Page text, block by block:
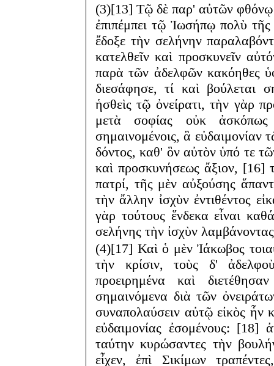
(3)[13] Τῷ δὲ παρ' αὐτῶν φθόνῳ
ἐπιπέμπει τῷ Ἰωσήπῳ πολὺ
ἔδοξε τὴν σελήνην
κατελθεῖν καὶ προσκυνεῖν
παρὰ τῶν ἀδελφῶν κακόηθες
διεσάφησε, τί καὶ βούλεται
ἡσθεὶς τῷ ὀνείρατι, τὴν γὰρ
μετὰ σοφίας οὐκ ἀσκόπως
σημαινομένοις, ἃ εὐδαιμονίαν
δόντος, καθ' ὃν αὐτὸν ὑπό τε
καὶ προσκυνήσεως ἄξιον, [16]
πατρί, τῆς μὲν αὐξούσης
τὴν ἄλλην ἰσχὺν ἐντιθέντος
γὰρ τούτους ἕνδεκα εἶναι
σελήνης τὴν ἰσχὺν
(4)[17] Καὶ ὁ μὲν Ἰάκωβος
τὴν κρίσιν, τοὺς δ'
προειρημένα καὶ
σημαινόμενα διὰ τῶν
συναπολαύσειν αὐτῷ εἰκὸς ἦν
εὐδαιμονίας ἐσομένους: [18]
ταύτην κυρώσαντες τὴν
εἶχεν, ἐπὶ Σικίμων